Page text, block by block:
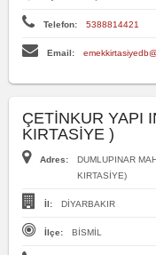
Telefon: 5388814421
Email:
ÇETİNKUR YAPI
KIRTASİYE )
Adres:
DUMLUPINAR
KIRTASİYE)
İl: DİYARBAKIR
İlçe: BİSMİL